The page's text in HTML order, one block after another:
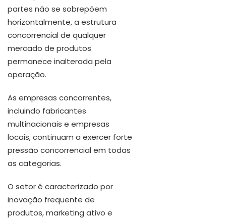
partes não se sobrepõem
horizontalmente, a estrutura
concorrencial de qualquer
mercado de produtos
permanece inalterada pela
operação.
As empresas concorrentes,
incluindo fabricantes
multinacionais e empresas
locais, continuam a exercer forte
pressão concorrencial em todas
as categorias.
O setor é caracterizado por
inovação frequente de
produtos, marketing ativo e